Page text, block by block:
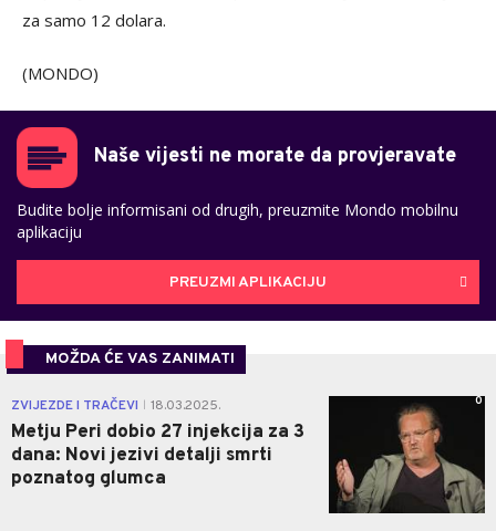
za samo 12 dolara.
(MONDO)
Naše vijesti ne morate da provjeravate
Budite bolje informisani od drugih, preuzmite Mondo mobilnu
aplikaciju
PREUZMI APLIKACIJU
MOŽDA ĆE VAS ZANIMATI
ZVIJEZDE I TRAČEVI 18.03.2025.
Metju Peri dobio 27 injekcija za 3
dana: Novi jezivi detalji smrti
poznatog glumca
0